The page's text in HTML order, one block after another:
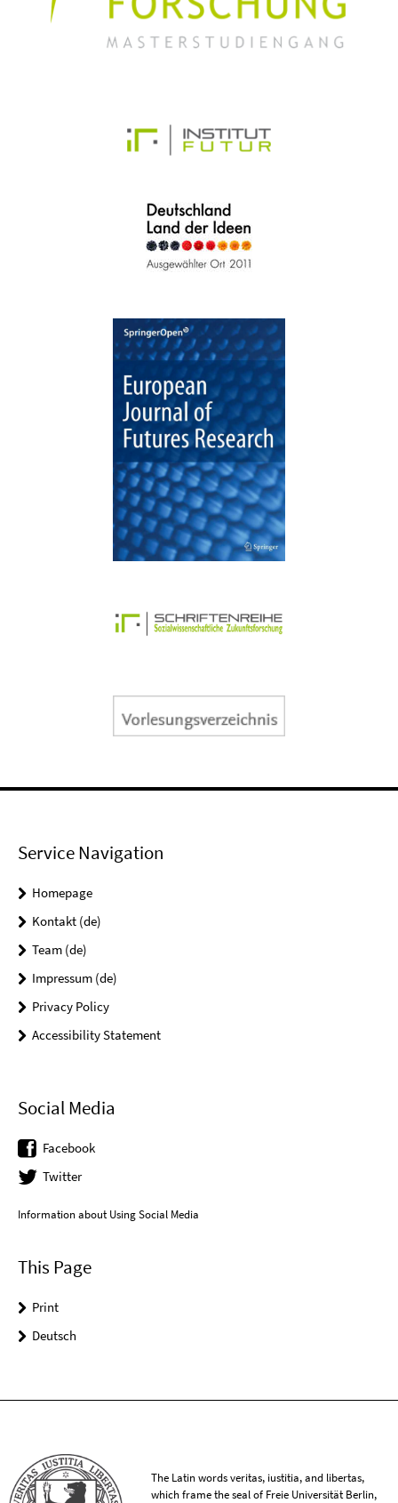
Service Navigation
Homepage
Kontakt (de)
Team (de)
Impressum (de)
Privacy Policy
Accessibility Statement
Social Media
Facebook
Twitter
Information about Using Social Media
This Page
Print
Deutsch
The Latin words veritas, iustitia, and libertas,
which frame the seal of Freie Universität Berlin,